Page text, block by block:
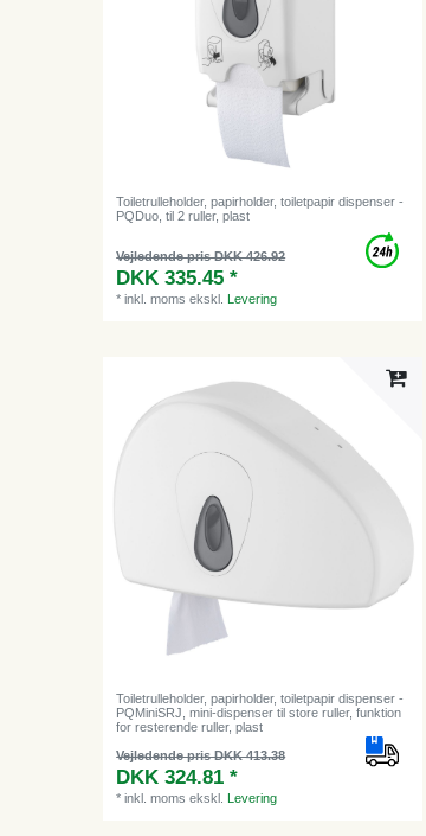
Toiletrulleholder, papirholder, toiletpapir dispenser -
PQDuo, til 2 ruller, plast
Vejledende pris DKK 426.92
DKK 335.45 *
*inkl. moms ekskl.Levering
Toiletrulleholder, papirholder, toiletpapir dispenser -
PQMiniSRJ, mini-dispenser til store ruller, funktion
for resterende ruller, plast
Vejledende pris DKK 413.38
DKK 324.81 *
*inkl. moms ekskl.Levering